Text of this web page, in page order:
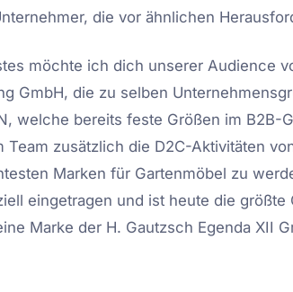
die vor ähnlichen
möchte ich dich unserer Audience
GmbH, die zu selben
welche bereits feste Größen im B2B-
zusätzlich die D2C-Aktivitäten
Marken für Gartenmöbel zu
eingetragen und ist heute die größte
Marke der H. Gautzsch Egenda XII